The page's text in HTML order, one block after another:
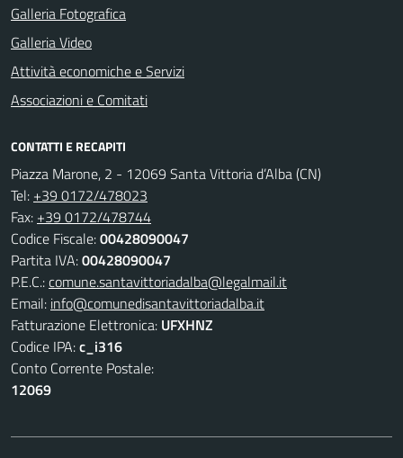
Galleria Fotografica
Galleria Video
Attività economiche e Servizi
Associazioni e Comitati
CONTATTI E RECAPITI
Piazza Marone, 2 - 12069 Santa Vittoria d’Alba (CN)
Tel: +39 0172/478023
Fax: +39 0172/478744
Codice Fiscale:00428090047
Partita IVA:00428090047
P.E.C.:comune.santavittoriadalba@legalmail.it
Email: info@comunedisantavittoriadalba.it
Fatturazione Elettronica: UFXHNZ
Codice IPA:c_i316
Conto Corrente Postale:
12069